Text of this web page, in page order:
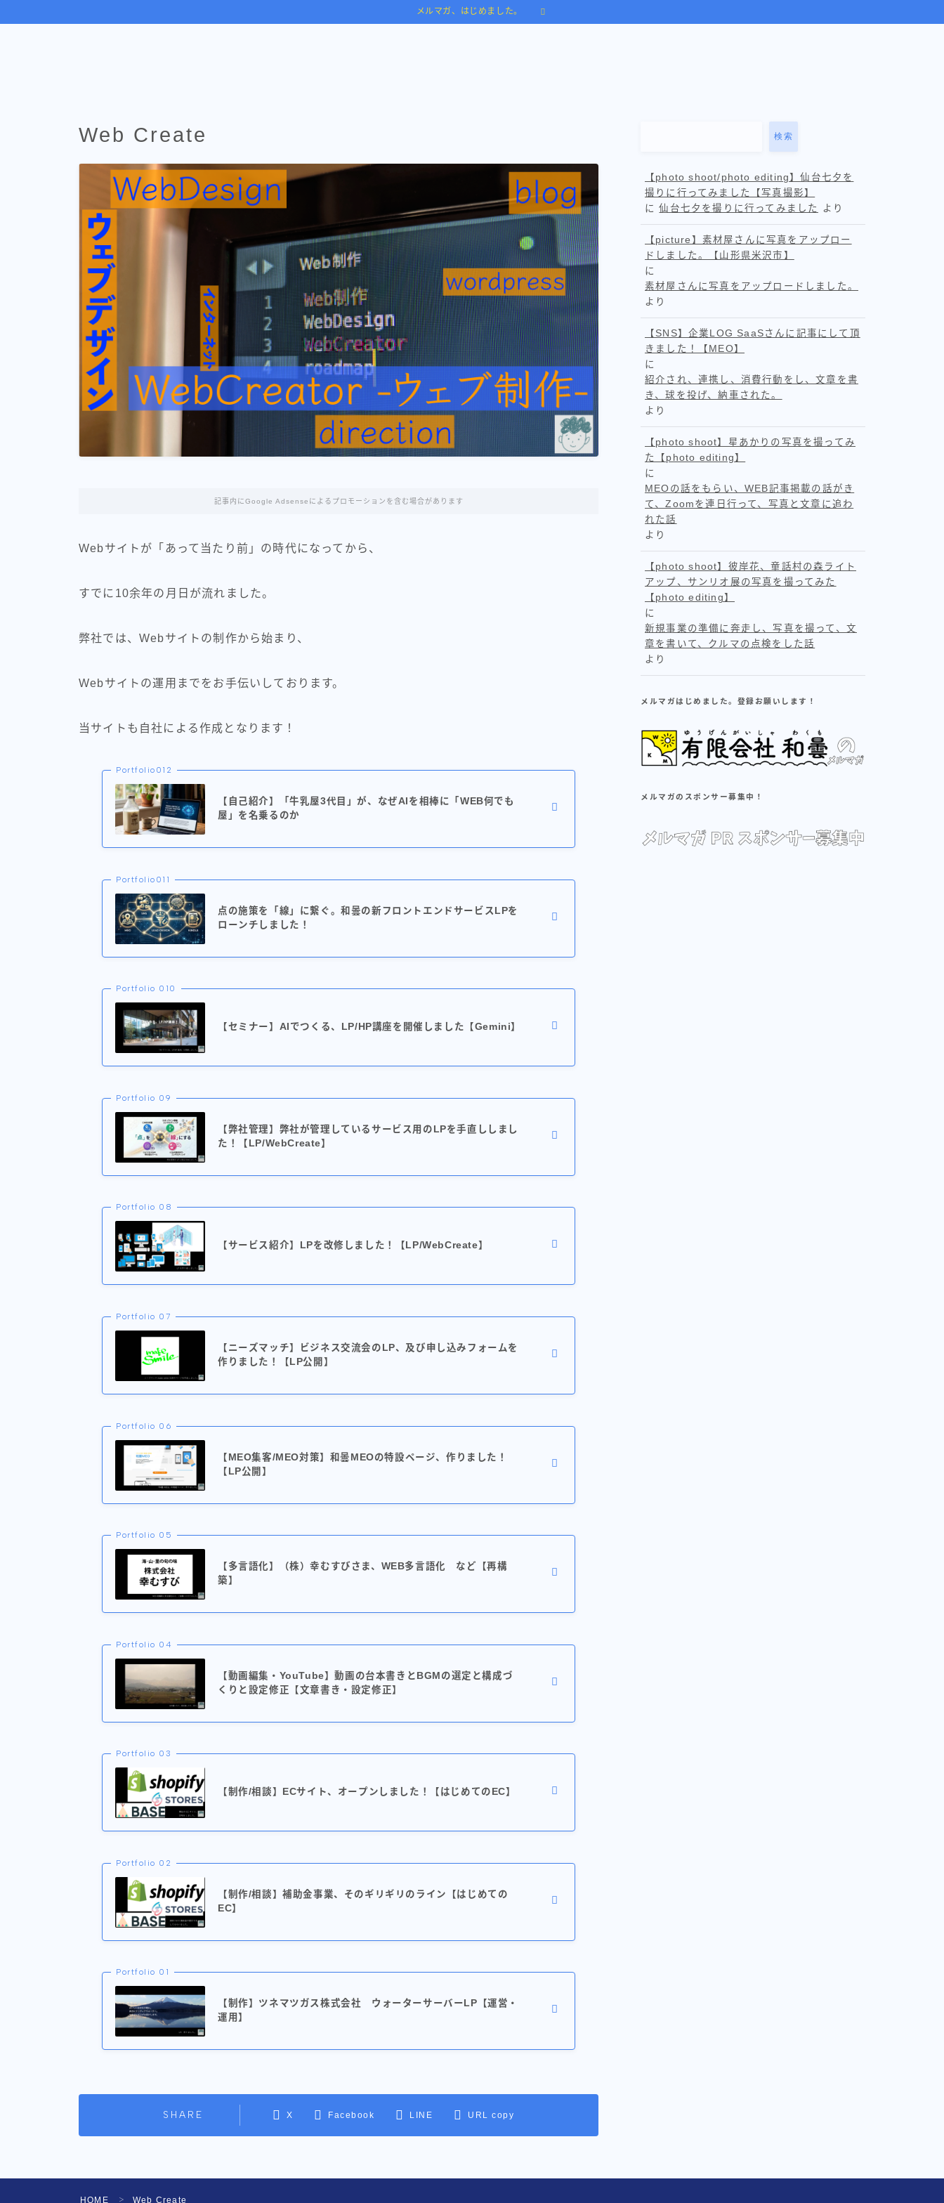
メルマガ、はじめました。
Web Create
記事内にGoogle Adsenseによるプロモーションを含む場合があります
Webサイトが「あって当たり前」の時代になってから、
すでに10余年の月日が流れました。
弊社では、Webサイトの制作から始まり、
Webサイトの運用までをお手伝いしております。
当サイトも自社による作成となります！
Portfolio012
【自己紹介】「牛乳屋3代目」が、なぜAIを相棒に「WEB何でも
屋」を名乗るのか
Portfolio011
点の施策を「線」に繋ぐ。和曇の新フロントエンドサービスLPを
ローンチしました！
Portfolio 010
【セミナー】AIでつくる、LP/HP講座を開催しました【Gemini】
Portfolio 09
【弊社管理】弊社が管理しているサービス用のLPを手直ししまし
た！【LP/WebCreate】
Portfolio 08
【サービス紹介】LPを改修しました！【LP/WebCreate】
Portfolio 07
【ニーズマッチ】ビジネス交流会のLP、及び申し込みフォームを
作りました！【LP公開】
Portfolio 06
【MEO集客/MEO対策】和曇MEOの特設ページ、作りました！
【LP公開】
Portfolio 05
【多言語化】（株）幸むすびさま、WEB多言語化 など【再構
築】
Portfolio 04
【動画編集・YouTube】動画の台本書きとBGMの選定と構成づ
くりと設定修正【文章書き・設定修正】
Portfolio 03
【制作/相談】ECサイト、オープンしました！【はじめてのEC】
Portfolio 02
【制作/相談】補助金事業、そのギリギリのライン【はじめての
EC】
Portfolio 01
【制作】ツネマツガス株式会社 ウォーターサーバーLP【運営・
運用】
SHARE X Facebook LINE URL copy
検索
【photo shoot/photo editing】仙台七夕を
撮りに行ってみました【写真撮影】
に仙台七夕を撮りに行ってみました より
【picture】素材屋さんに写真をアップロー
ドしました。【山形県米沢市】
に
素材屋さんに写真をアップロードしました。
より
【SNS】企業LOG SaaSさんに記事にして頂
きました！【MEO】
に
紹介され、連携し、消費行動をし、文章を書
き、球を投げ、納車された。
より
【photo shoot】星あかりの写真を撮ってみ
た【photo editing】
に
MEOの話をもらい、WEB記事掲載の話がき
て、Zoomを連日行って、写真と文章に追わ
れた話
より
【photo shoot】彼岸花、童話村の森ライト
アップ、サンリオ展の写真を撮ってみた
【photo editing】
に
新規事業の準備に奔走し、写真を撮って、文
章を書いて、クルマの点検をした話
より
メルマガはじめました。登録お願いします！
メルマガのスポンサー募集中！
HOME ＞ Web Create